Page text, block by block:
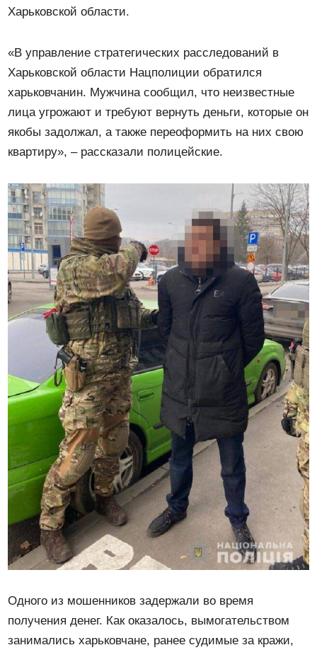
Харьковской области.
«В управление стратегических расследований в
Харьковской области Нацполиции обратился
харьковчанин. Мужчина сообщил, что неизвестные
лица угрожают и требуют вернуть деньги, которые он
якобы задолжал, а также переоформить на них свою
квартиру», – рассказали полицейские.
Одного из мошенников задержали во время
получения денег. Как оказалось, вымогательством
занимались харьковчане, ранее судимые за кражи,